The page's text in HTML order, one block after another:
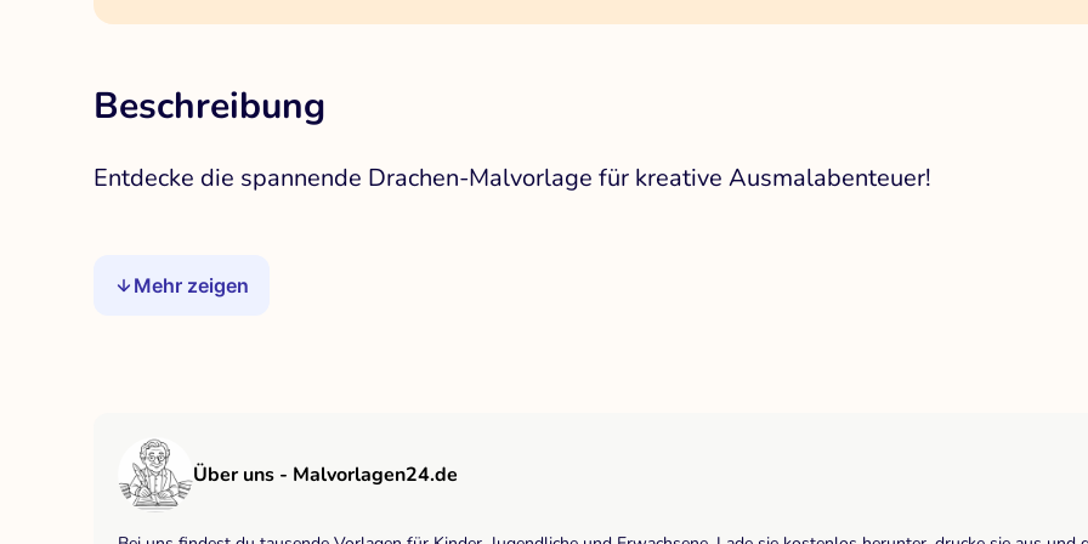
Beschreibung
Entdecke die spannende Drachen-Malvorlage für kreative Ausmalabenteuer!
Mehr zeigen
Über uns - Malvorlagen24.de